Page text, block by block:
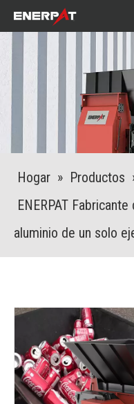
Hogar » Productos
ENERPAT
aluminio de un solo